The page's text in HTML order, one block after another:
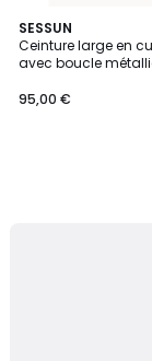
SESSUN
Ceinture large en
avec boucle
95,00 €